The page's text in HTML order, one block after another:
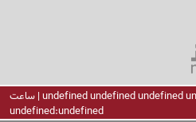
undefined undefined undefined undefined | ساعت
undefined:undefined